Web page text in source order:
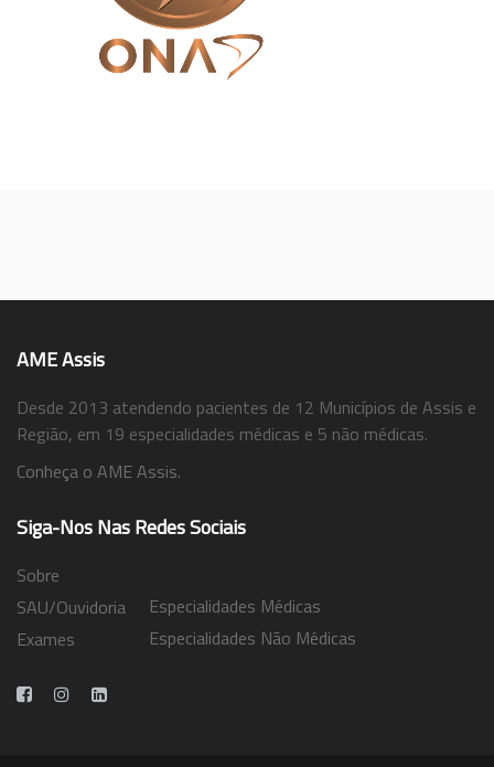
AME Assis
Desde 2013 atendendo pacientes de 12 Municípios de Assis e
Região, em 19 especialidades médicas e 5 não médicas.
Conheça o AME Assis.
Siga-Nos Nas Redes Sociais
Sobre
SAU/Ouvidoria
Exames
Especialidades Médicas
Especialidades Não Médicas